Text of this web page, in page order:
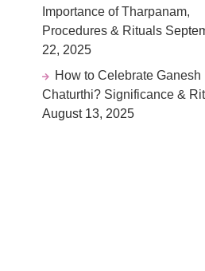
Importance of Tharpanam,
Procedures & Rituals
22, 2025
How to Celebrate Ganesh
Chaturthi? Significance &
August 13, 2025